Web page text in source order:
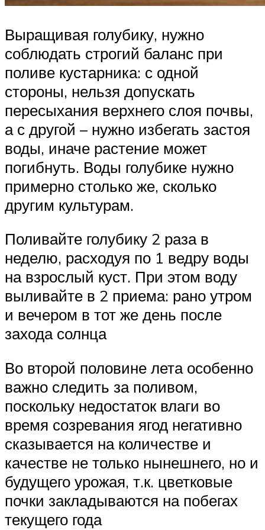
Выращивая голубику, нужно
соблюдать строгий баланс при
поливе кустарника: с одной
стороны, нельзя допускать
пересыхания верхнего слоя почвы,
а с другой – нужно избегать застоя
воды, иначе растение может
погибнуть. Воды голубике нужно
примерно столько же, сколько
другим культурам.
Поливайте голубику 2 раза в
неделю, расходуя по 1 ведру воды
на взрослый куст. При этом воду
выливайте в 2 приема: рано утром
и вечером в тот же день после
захода солнца
Во второй половине лета особенно
важно следить за поливом,
поскольку недостаток влаги во
время созревания ягод негативно
сказывается на количестве и
качестве не только нынешнего, но и
будущего урожая, т.к. цветковые
почки закладываются на побегах
текущего года